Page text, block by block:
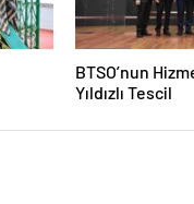
BTSO’nun
Yıldızlı Tescil